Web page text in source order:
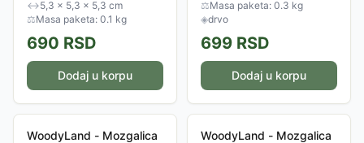
↔5,3 × 5,3 × 5,3 cm
⚖Masa paketa: 0.1 kg
690 RSD
Dodaj u korpu
⚖Masa paketa: 0.3 kg
◈drvo
699 RSD
Dodaj u korpu
WoodyLand - Mozgalica
WoodyLand - Mozgalica